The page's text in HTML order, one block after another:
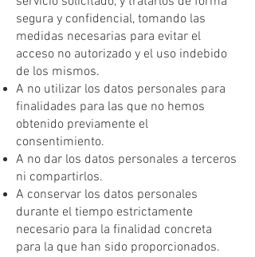
segura y confidencial, tomando las
medidas necesarias para evitar el
acceso no autorizado y el uso indebido
de los mismos.
A no utilizar los datos personales para
finalidades para las que no hemos
obtenido previamente el
consentimiento.
A no dar los datos personales a terceros
ni compartirlos.
A conservar los datos personales
durante el tiempo estrictamente
necesario para la finalidad concreta
para la que han sido proporcionados.